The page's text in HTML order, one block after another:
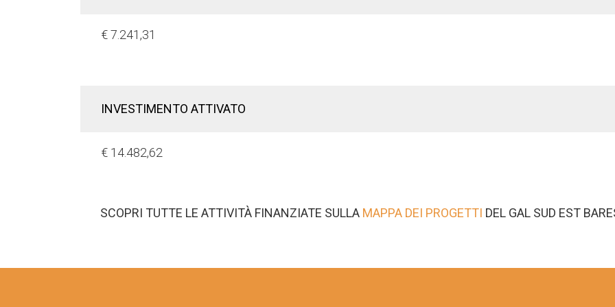
€ 7.241,31
INVESTIMENTO ATTIVATO
€ 14.482,62
SCOPRI TUTTE LE ATTIVITÀ FINANZIATE SULLA MAPPA DEI PROGETTI DEL GAL SUD EST